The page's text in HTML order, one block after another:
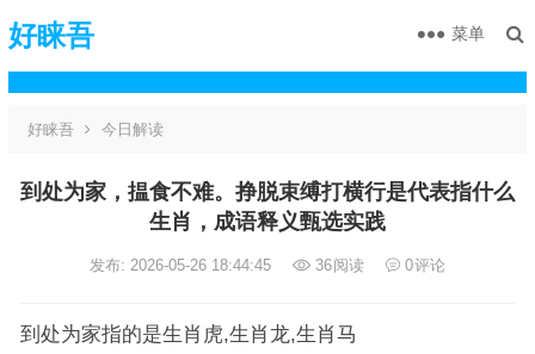
好睐吾 菜单
好睐吾 今日解读
到处为家，揾食不难。挣脱束缚打横行是代表指什么
生肖，成语释义甄选实践
发布: 2026-05-26 18:44:45 36阅读 0评论
到处为家指的是生肖虎,生肖龙,生肖马